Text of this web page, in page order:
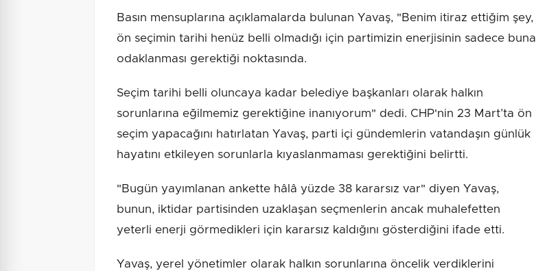
Basın mensuplarına açıklamalarda bulunan Yavaş, "Benim itiraz ettiğim şey,
ön seçimin tarihi henüz belli olmadığı için partimizin enerjisinin sadece buna
odaklanması gerektiği noktasında.
Seçim tarihi belli oluncaya kadar belediye başkanları olarak halkın
sorunlarına eğilmemiz gerektiğine inanıyorum" dedi. CHP'nin 23 Mart’ta ön
seçim yapacağını hatırlatan Yavaş, parti içi gündemlerin vatandaşın günlük
hayatını etkileyen sorunlarla kıyaslanmaması gerektiğini belirtti.
"Bugün yayımlanan ankette hâlâ yüzde 38 kararsız var" diyen Yavaş,
bunun, iktidar partisinden uzaklaşan seçmenlerin ancak muhalefetten
yeterli enerji görmedikleri için kararsız kaldığını gösterdiğini ifade etti.
Yavaş, yerel yönetimler olarak halkın sorunlarına öncelik verdiklerini